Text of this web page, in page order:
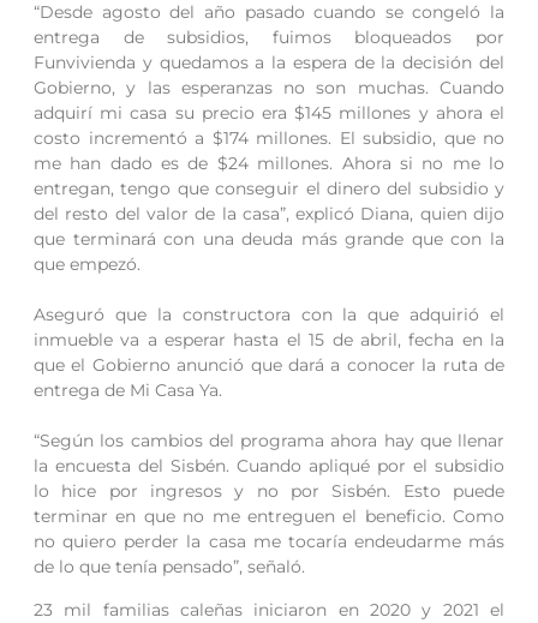
“Desde agosto del año pasado cuando se congeló la
entrega de subsidios, fuimos bloqueados por
Funvivienda y quedamos a la espera de la decisión del
Gobierno, y las esperanzas no son muchas. Cuando
adquirí mi casa su precio era $145 millones y ahora el
costo incrementó a $174 millones. El subsidio, que no
me han dado es de $24 millones. Ahora si no me lo
entregan, tengo que conseguir el dinero del subsidio y
del resto del valor de la casa”, explicó Diana, quien dijo
que terminará con una deuda más grande que con la
que empezó.
Aseguró que la constructora con la que adquirió el
inmueble va a esperar hasta el 15 de abril, fecha en la
que el Gobierno anunció que dará a conocer la ruta de
entrega de Mi Casa Ya.
“Según los cambios del programa ahora hay que llenar
la encuesta del Sisbén. Cuando apliqué por el subsidio
lo hice por ingresos y no por Sisbén. Esto puede
terminar en que no me entreguen el beneficio. Como
no quiero perder la casa me tocaría endeudarme más
de lo que tenía pensado”, señaló.
23 mil familias caleñas iniciaron en 2020 y 2021 el